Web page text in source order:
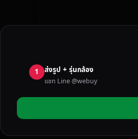
ล้
ก
ยี่
ห้
ใ
1 ส่งรูป + รุ่นกล้อง
แชท Line @webuy